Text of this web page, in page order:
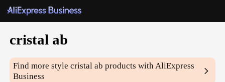
cristal ab
Find more stylecristal ab products with AliExpress
Business